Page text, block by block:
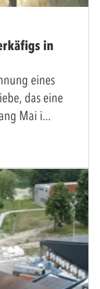
in
eines
das eine
Mai i